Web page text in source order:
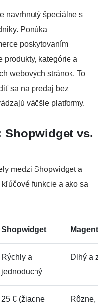
navrhnutý špeciálne s
Ponúka
poskytovaním
produkty, kategórie a
webových stránok. To
sa na predaj bez
väčšie platformy.
Shopwidget vs.
medzi Shopwidget a
funkcie a ako sa
Shopwidget Magento
Rýchly a
jednoduchý
Dlhý a
25 € (žiadne Rôzne,